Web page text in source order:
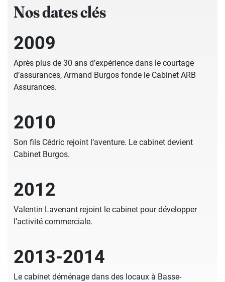
Nos dates clés
2009
Après plus de 30 ans d’expérience dans le courtage
d’assurances, Armand Burgos fonde le Cabinet ARB
Assurances.
2010
Son fils Cédric rejoint l’aventure. Le cabinet devient
Cabinet Burgos.
2012
Valentin Lavenant rejoint le cabinet pour développer
l’activité commerciale.
2013-2014
Le cabinet déménage dans des locaux à Basse-